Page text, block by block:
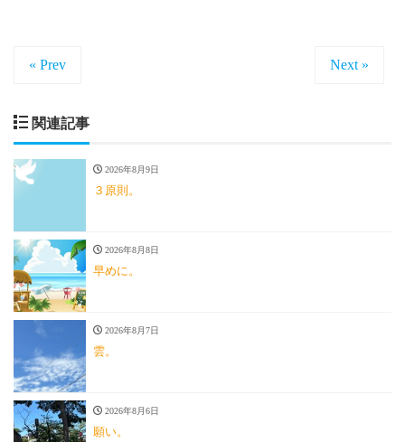
« Prev Next »
関連記事
2026年8月9日
３原則。
2026年8月8日
早めに。
2026年8月7日
雲。
2026年8月6日
願い。